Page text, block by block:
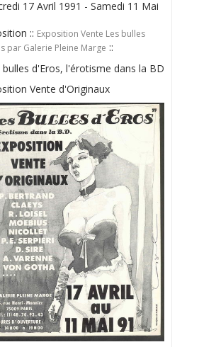
17 Avril 1991 - Samedi 11 Mai
:: Exposition Vente Les bulles
par Galerie Pleine Marge ::
bulles d'Eros, l'érotisme dans la BD
Vente d'Originaux